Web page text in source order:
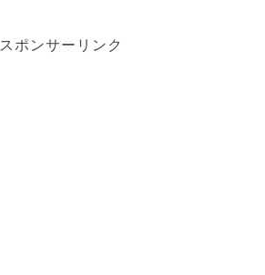
スポンサーリンク